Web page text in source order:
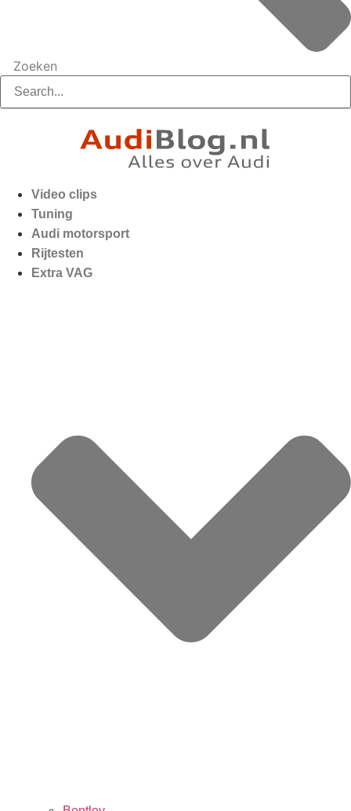
Zoeken
Video clips
Tuning
Audi motorsport
Rijtesten
Extra VAG